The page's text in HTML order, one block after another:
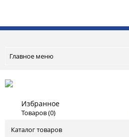
Главное меню
Избранное
Товаров (0)
Каталог товаров